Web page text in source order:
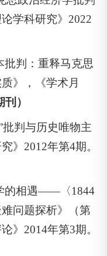
学科研究》2022
批判：重释马克思
》，《学术月
刊）
批判与历史唯物主
》2012年第4期。
的相遇——〈1844
问题探析》（第
》2014年第3期。